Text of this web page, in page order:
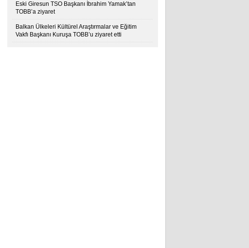
Eski Giresun TSO Başkanı İbrahim Yamak’tan
TOBB’a ziyaret
Balkan Ülkeleri Kültürel Araştırmalar ve Eğitim
Vakfı Başkanı Kuruşa TOBB’u ziyaret etti